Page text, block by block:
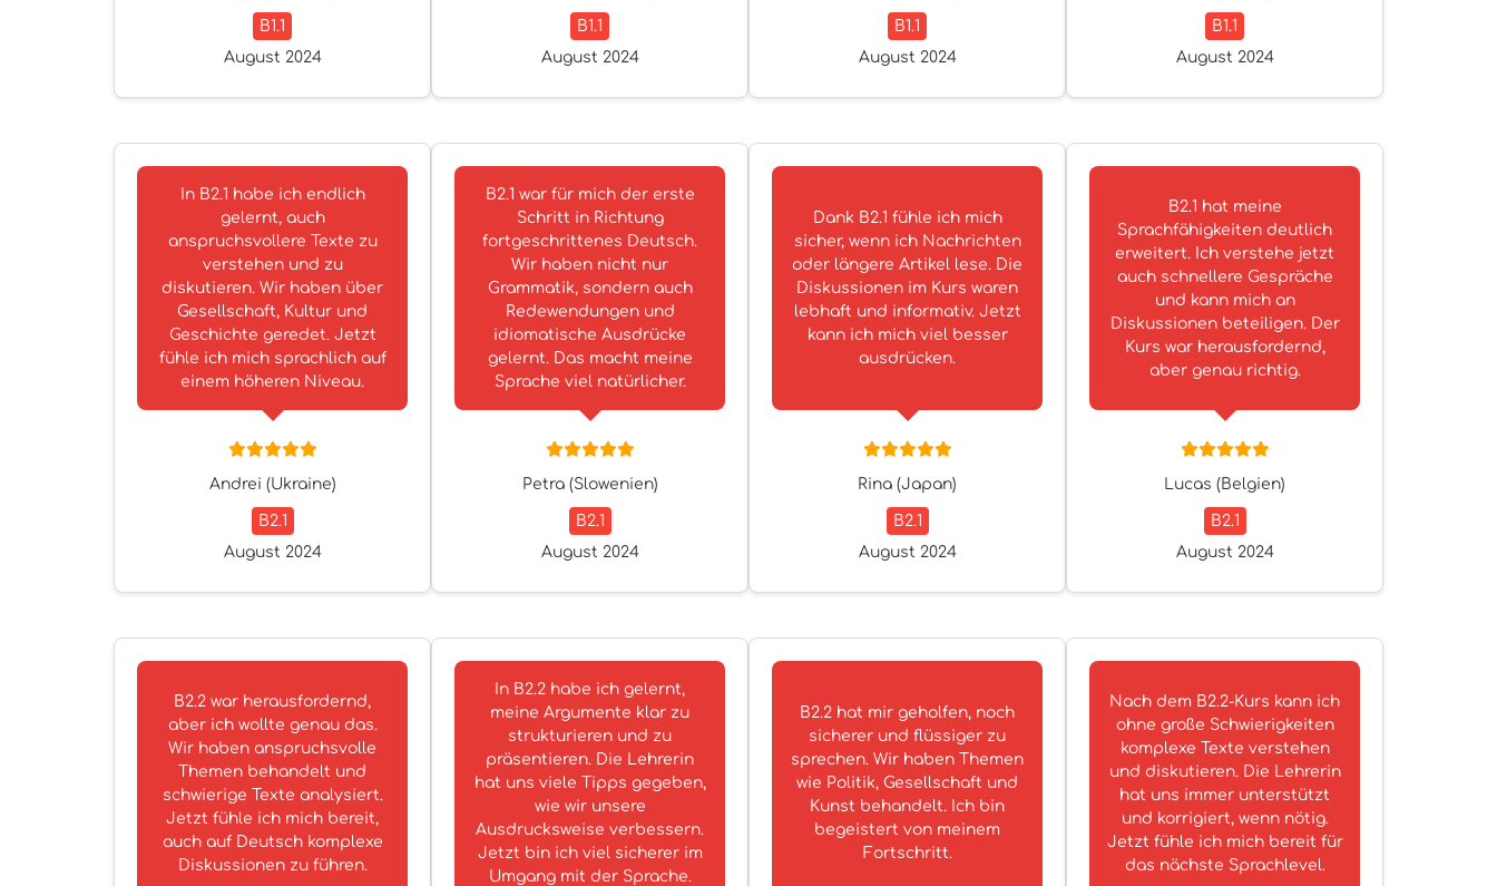
B1.1
August 2024
B1.1
August 2024
B1.1
August 2024
B1.1
August 2024
In B2.1 habe ich endlich
gelernt, auch
anspruchsvollere Texte zu
verstehen und zu
diskutieren. Wir haben über
Gesellschaft, Kultur und
Geschichte geredet. Jetzt
fühle ich mich sprachlich auf
einem höheren Niveau.
Andrei (Ukraine)
B2.1
August 2024
B2.1 war für mich der erste
Schritt in Richtung
fortgeschrittenes Deutsch.
Wir haben nicht nur
Grammatik, sondern auch
Redewendungen und
idiomatische Ausdrücke
gelernt. Das macht meine
Sprache viel natürlicher.
Petra (Slowenien)
B2.1
August 2024
Dank B2.1 fühle ich mich
sicher, wenn ich Nachrichten
oder längere Artikel lese. Die
Diskussionen im Kurs waren
lebhaft und informativ. Jetzt
kann ich mich viel besser
ausdrücken.
Rina (Japan)
B2.1
August 2024
B2.1 hat meine
Sprachfähigkeiten deutlich
erweitert. Ich verstehe jetzt
auch schnellere Gespräche
und kann mich an
Diskussionen beteiligen. Der
Kurs war herausfordernd,
aber genau richtig.
Lucas (Belgien)
B2.1
August 2024
B2.2 war herausfordernd,
aber ich wollte genau das.
Wir haben anspruchsvolle
Themen behandelt und
schwierige Texte analysiert.
Jetzt fühle ich mich bereit,
auch auf Deutsch komplexe
Diskussionen zu führen.
In B2.2 habe ich gelernt,
meine Argumente klar zu
strukturieren und zu
präsentieren. Die Lehrerin
hat uns viele Tipps gegeben,
wie wir unsere
Ausdrucksweise verbessern.
Jetzt bin ich viel sicherer im
Umgang mit der Sprache.
B2.2 hat mir geholfen, noch
sicherer und flüssiger zu
sprechen. Wir haben Themen
wie Politik, Gesellschaft und
Kunst behandelt. Ich bin
begeistert von meinem
Fortschritt.
Nach dem B2.2-Kurs kann ich
ohne große Schwierigkeiten
komplexe Texte verstehen
und diskutieren. Die Lehrerin
hat uns immer unterstützt
und korrigiert, wenn nötig.
Jetzt fühle ich mich bereit für
das nächste Sprachlevel.